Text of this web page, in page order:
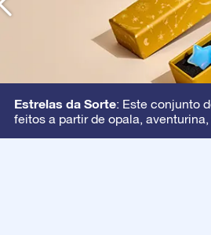
Estrelas da Sorte: Este conjunto
feitos a partir de opala,